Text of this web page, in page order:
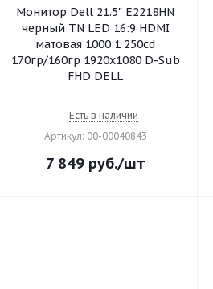
Монитор Dell 21.5" E2218HN
черный TN LED 16:9 HDMI
матовая 1000:1 250cd
170гр/160гр 1920x1080 D-Sub
FHD DELL
Есть в наличии
Артикул: 00-00040843
7 849руб./шт